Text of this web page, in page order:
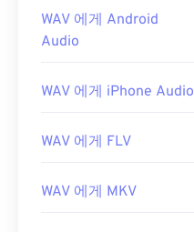
WAV 에게 Android
Audio
WAV 에게 iPhone Audio
WAV 에게 FLV
WAV 에게 MKV